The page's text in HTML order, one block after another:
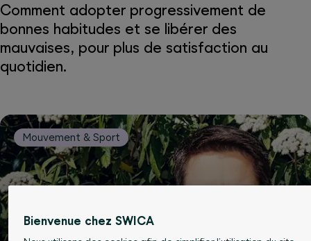
Comment adopter progressivement de
bonnes habitudes et se libérer des
mauvaises, pour plus de satisfaction au
quotidien.
Mouvement & Sport
Bienvenue chez SWICA